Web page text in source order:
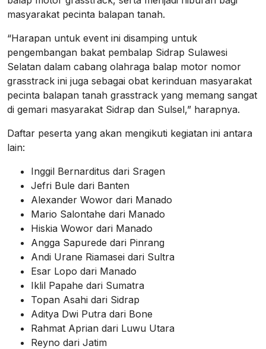
masyarakat pecinta balapan tanah.
“Harapan untuk event ini disamping untuk
pengembangan bakat pembalap Sidrap Sulawesi
Selatan dalam cabang olahraga balap motor nomor
grasstrack ini juga sebagai obat kerinduan masyarakat
pecinta balapan tanah grasstrack yang memang sangat
di gemari masyarakat Sidrap dan Sulsel,” harapnya.
Daftar peserta yang akan mengikuti kegiatan ini antara
lain:
Inggil Bernarditus dari Sragen
Jefri Bule dari Banten
Alexander Wowor dari Manado
Mario Salontahe dari Manado
Hiskia Wowor dari Manado
Angga Sapurede dari Pinrang
Andi Urane Riamasei dari Sultra
Esar Lopo dari Manado
Iklil Papahe dari Sumatra
Topan Asahi dari Sidrap
Aditya Dwi Putra dari Bone
Rahmat Aprian dari Luwu Utara
Reyno dari Jatim